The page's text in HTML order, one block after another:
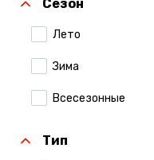
Сезон
Лето
Зима
Всесезонные
Тип